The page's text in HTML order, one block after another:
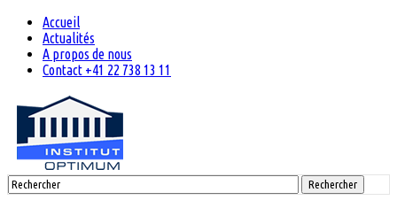
Accueil
Actualités
A propos de nous
Contact +41 22 738 13 11
Rechercher